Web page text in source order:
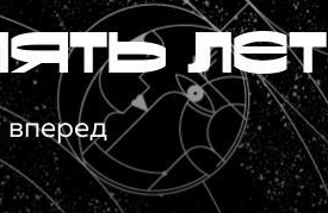
лет
вперед